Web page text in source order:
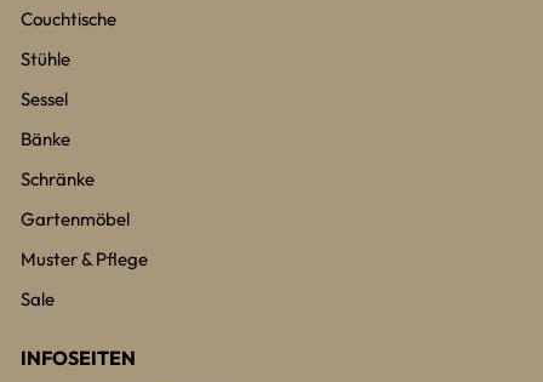
Couchtische
Stühle
Sessel
Bänke
Schränke
Gartenmöbel
Muster & Pflege
Sale
INFOSEITEN